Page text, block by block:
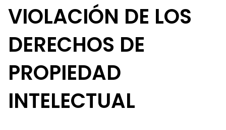
VIOLACIÓN DE LOS
DERECHOS DE
PROPIEDAD
INTELECTUAL